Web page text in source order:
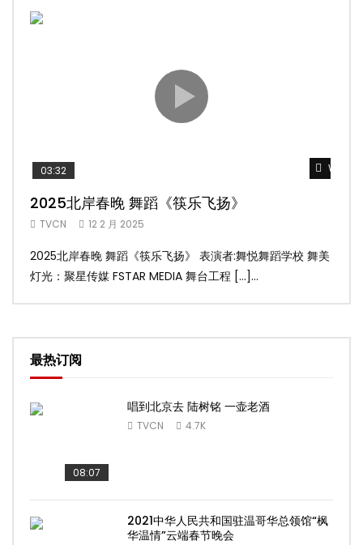
Watch
03:32
2025北岸春晚 舞蹈《筷乐飞扬》
TVCN 12 2 月 2025
2025北岸春晚 舞蹈《筷乐飞扬》 表演者:舞悦舞蹈学校 舞美
灯光：聚星传媒 FSTAR MEDIA 舞台工程 […]...
最热订阅
08:07
唱到北京去 陆树铭 一壶老酒
TVCN 4.7K
2021中华人民共和国驻温哥华总领馆“枫
华温情”云端春节晚会